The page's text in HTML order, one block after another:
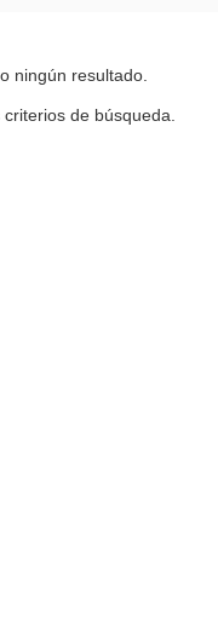
ningún resultado.
criterios de búsqueda.